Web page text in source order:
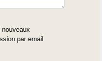
par email